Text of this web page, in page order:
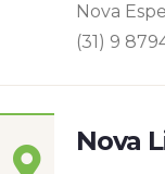
Nova
(31) 9
Nova